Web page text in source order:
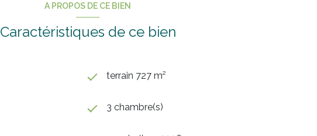
A PROPOS DE CE BIEN
Caractéristiques de ce bien
terrain 727 m²
3 chambre(s)